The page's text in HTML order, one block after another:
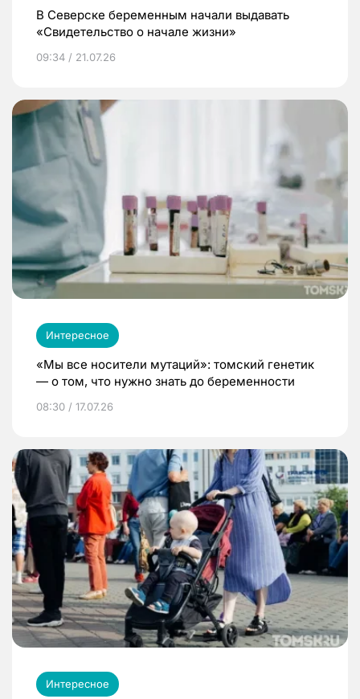
В Северске беременным начали выдавать
«Свидетельство о начале жизни»
09:34 / 21.07.26
Интересное
«Мы все носители мутаций»: томский генетик
— о том, что нужно знать до беременности
08:30 / 17.07.26
Интересное